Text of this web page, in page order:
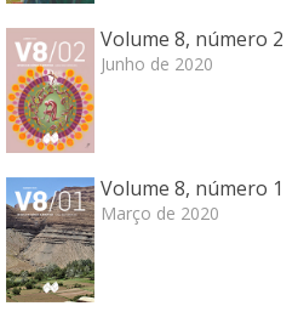
Volume 8, número 2
Junho de 2020
Volume 8, número 1
Março de 2020